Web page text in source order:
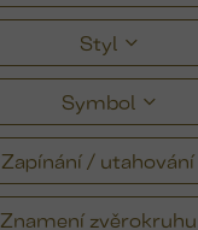
Styl
Symbol
Zapínání / utahování
Znamení zvěrokruhu